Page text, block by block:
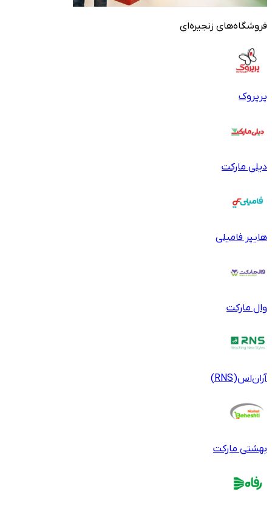
فروشگاه‌های زنجیره‌ای
پرپروک
دیلی مارکت
هایپر فامیلی
وال مارکت
آر‌ان‌اس(RNS)
بهشتی مارکت